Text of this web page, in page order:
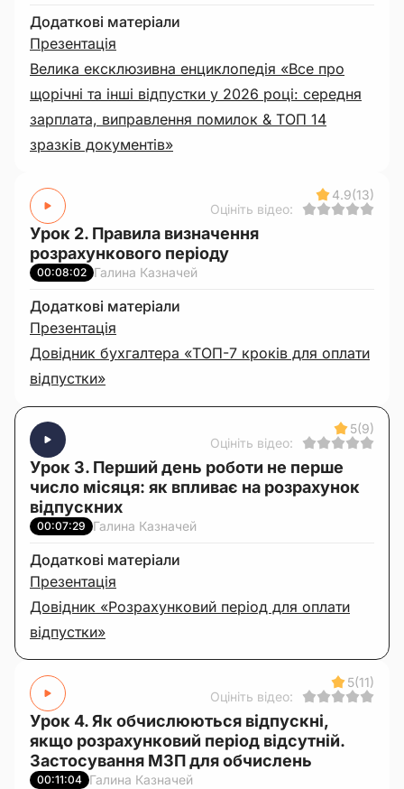
Додаткові матеріали
Презентація
Велика ексклюзивна енциклопедія «Все про
щорічні та інші відпустки у 2026 році: середня
зарплата, виправлення помилок & ТОП 14
зразків документів»
4.9(13)
Оцініть відео:
Урок 2. Правила визначення
розрахункового періоду
00:08:02 Галина Казначей
Додаткові матеріали
Презентація
Довідник бухгалтера «ТОП-7 кроків для оплати
відпустки»
5(9)
Оцініть відео:
Урок 3. Перший день роботи не перше
число місяця: як впливає на розрахунок
відпускних
00:07:29 Галина Казначей
Додаткові матеріали
Презентація
Довідник «Розрахунковий період для оплати
відпустки»
5(11)
Оцініть відео:
Урок 4. Як обчислюються відпускні,
якщо розрахунковий період відсутній.
Застосування МЗП для обчислень
00:11:04 Галина Казначей